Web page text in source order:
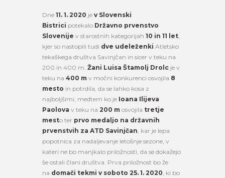
Dne 11. 1. 2020 je v Slovenski
Bistrici potekalo Državno prvenstvo
Slovenije v starostnih kategorijah 10 in 11 let
kjer so nastopili tudi dve udeleženki Atletsko
tekaškega društva Savinjčan in sicer v teku na
200 in 400 m. Žani Luisa Štamolj Drolc je v
teku na 400 m v močni konkurenci osvojila 8
mesto in potrdila, da se lahko kosa z
najboljšimi, medtem ko je Ioana Ilijeva
Paolova v teku na 200 m osvojila tretje
mesto ter prvo medaljo na državnih
prvenstvih za ATD Savinjčan , kar je lepa
popotnica za nadaljevanje letošnje sezone, v
kateri ne bo manjkalo priložnosti, da se dokažejo
še ostali člani društva. Prva priložnost bo že
na domači tekmi v soboto 25. 1. 2020 , ki bo